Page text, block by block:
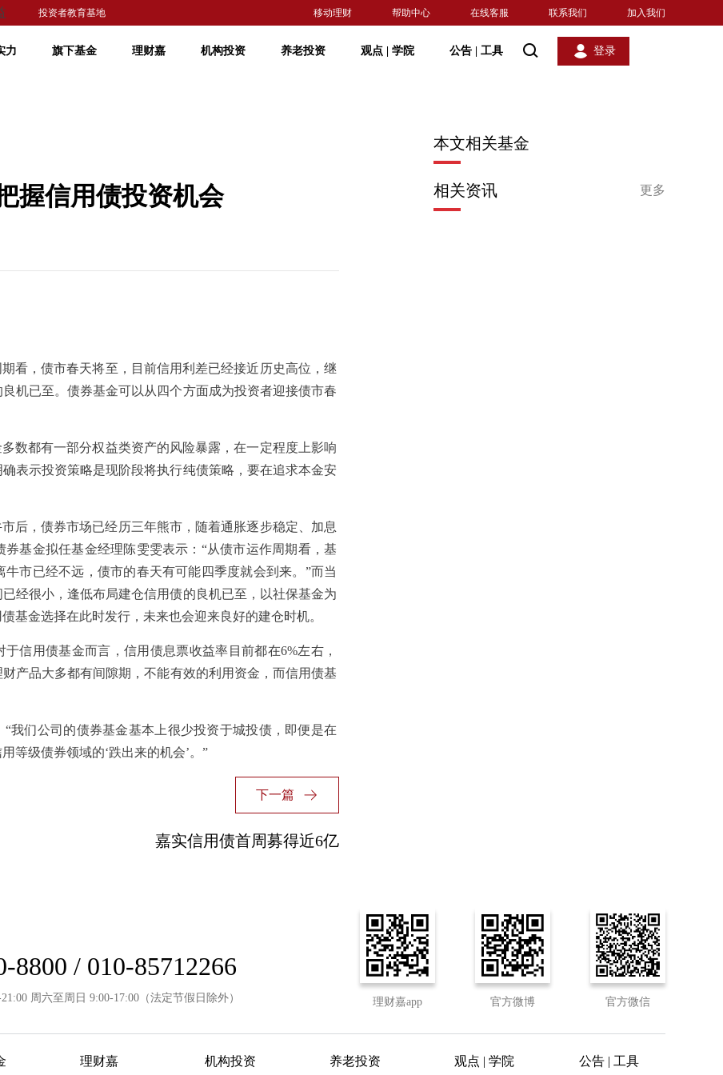
投资者教育基地 移动理财 帮助中心 在线客服 联系我们 加入我们
力 旗下基金 理财嘉 机构投资 养老投资 观点 学院 公告 工具 登录
本文相关基金
更多
相关资讯
握信用债投资机会
看，债市春天将至，目前信用利差已经接近历史高位，继
机已至。债券基金可以从四个方面成为投资者迎接债市春
数都有一部分权益类资产的风险暴露，在一定程度上影响
表示投资策略是现阶段将执行纯债策略，要在追求本金安
后，债券市场已经历三年熊市，随着通胀逐步稳定、加息
基金拟任基金经理陈雯雯表示：“从债市运作周期看，基
市已经不远，债市的春天有可能四季度就会到来。”而当
经很小，逢低布局建仓信用债的良机已至，以社保基金为
基金选择在此时发行，未来也会迎来良好的建仓时机。
信用债基金而言，信用债息票收益率目前都在6%左右，
产品大多都有间隙期，不能有效的利用资金，而信用债基
我们公司的债券基金基本上很少投资于城投债，即便是在
等级债券领域的‘跌出来的机会’。”
下一篇
嘉实信用债首周募得近6亿
理财嘉app 官方微博 官方微信
8800 / 010-85712266
周六至周日 9:00-17:00（法定节假日除外）
理财嘉 机构投资 养老投资 观点 | 学院 公告 | 工具